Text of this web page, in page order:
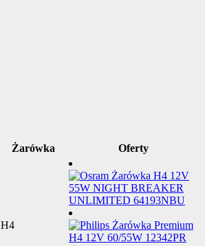
Żarówka Oferty
H4